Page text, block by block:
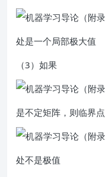
处是一个局部极大值
（3）如果
是不定矩阵，则临界点
处不是极值